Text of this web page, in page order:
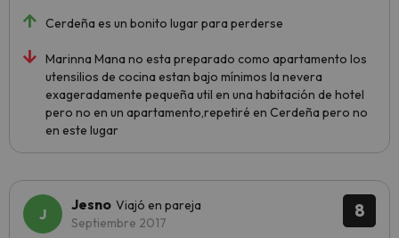
Cerdeña es un bonito lugar para perderse
Marinna Mana no esta preparado como apartamento los
utensilios de cocina estan bajo mínimos la nevera
exageradamente pequeña util en una habitación de hotel
pero no en un apartamento,repetiré en Cerdeña pero no
en este lugar
8
Jesno Viajó en pareja
Septiembre 2017